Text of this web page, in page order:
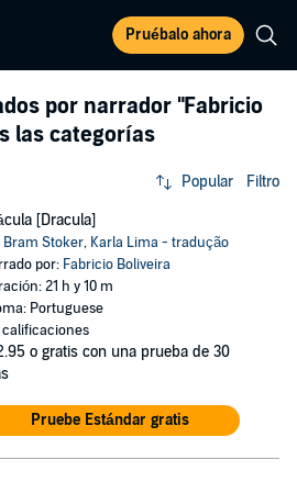
Pruébalo ahora
por narrador "Fabricio
las categorías
Popular Filtro
[Dracula]
Bram Stoker, Karla Lima - tradução
por: Fabricio Boliveira
21 h y 10 m
Portuguese
o gratis con una prueba de 30
Pruebe Estándar gratis